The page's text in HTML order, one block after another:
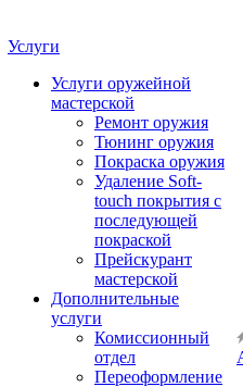
Услуги
Услуги оружейной
мастерской
Ремонт оружия
Тюнинг оружия
Покраска оружия
Удаление Soft-
touch покрытия с
последующей
покраской
Прейскурант
мастерской
Дополнительные
услуги
Комиссионный
отдел
Переоформление